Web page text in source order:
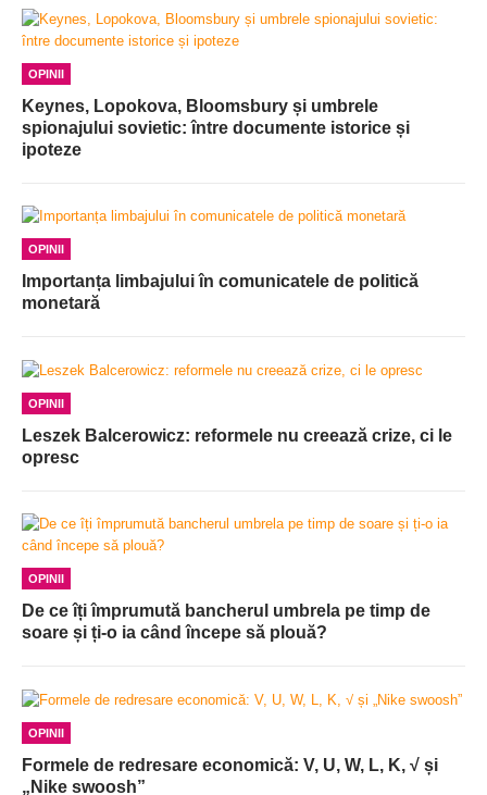
OPINII
Keynes, Lopokova, Bloomsbury și umbrele
spionajului sovietic: între documente istorice și
ipoteze
OPINII
Importanța limbajului în comunicatele de politică
monetară
OPINII
Leszek Balcerowicz: reformele nu creează crize, ci le
opresc
OPINII
De ce îți împrumută bancherul umbrela pe timp de
soare și ți-o ia când începe să plouă?
OPINII
Formele de redresare economică: V, U, W, L, K, √ și
„Nike swoosh”